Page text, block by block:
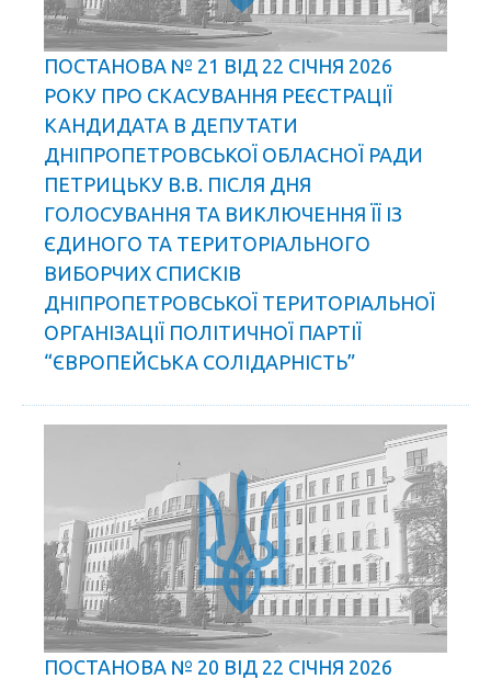
ПОСТАНОВА № 21 ВІД 22 СІЧНЯ 2026
РОКУ ПРО СКАСУВАННЯ РЕЄСТРАЦІЇ
КАНДИДАТА В ДЕПУТАТИ
ДНІПРОПЕТРОВСЬКОЇ ОБЛАСНОЇ РАДИ
ПЕТРИЦЬКУ В.В. ПІСЛЯ ДНЯ
ГОЛОСУВАННЯ ТА ВИКЛЮЧЕННЯ ЇЇ ІЗ
ЄДИНОГО ТА ТЕРИТОРІАЛЬНОГО
ВИБОРЧИХ СПИСКІВ
ДНІПРОПЕТРОВСЬКОЇ ТЕРИТОРІАЛЬНОЇ
ОРГАНІЗАЦІЇ ПОЛІТИЧНОЇ ПАРТІЇ
“ЄВРОПЕЙСЬКА СОЛІДАРНІСТЬ”
ПОСТАНОВА № 20 ВІД 22 СІЧНЯ 2026